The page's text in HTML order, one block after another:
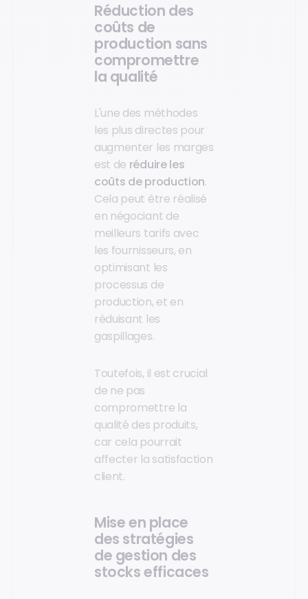
Réduction des
coûts de
production sans
compromettre
la qualité
L'une des méthodes
les plus directes pour
augmenter les marges
est de réduire les
coûts de production.
Cela peut être réalisé
en négociant de
meilleurs tarifs avec
les fournisseurs, en
optimisant les
processus de
production, et en
réduisant les
gaspillages.
Toutefois, il est crucial
de ne pas
compromettre la
qualité des produits,
car cela pourrait
affecter la satisfaction
client.
Mise en place
des stratégies
de gestion des
stocks efficaces